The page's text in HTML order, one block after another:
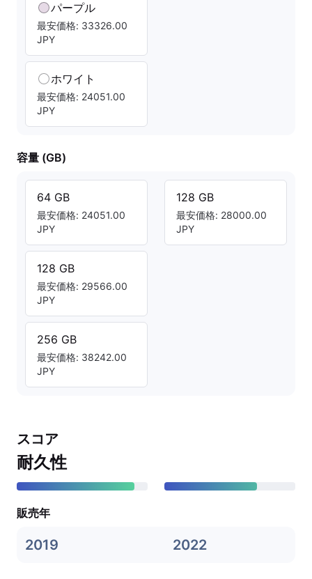
パープル
最安価格: 33326.00
JPY
ホワイト
最安価格: 24051.00
JPY
容量 (GB)
64 GB
最安価格: 24051.00
JPY
128 GB
最安価格: 29566.00
JPY
256 GB
最安価格: 38242.00
JPY
128 GB
最安価格: 28000.00
JPY
スコア
耐久性
販売年
2019 2022